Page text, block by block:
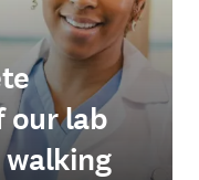
our lab